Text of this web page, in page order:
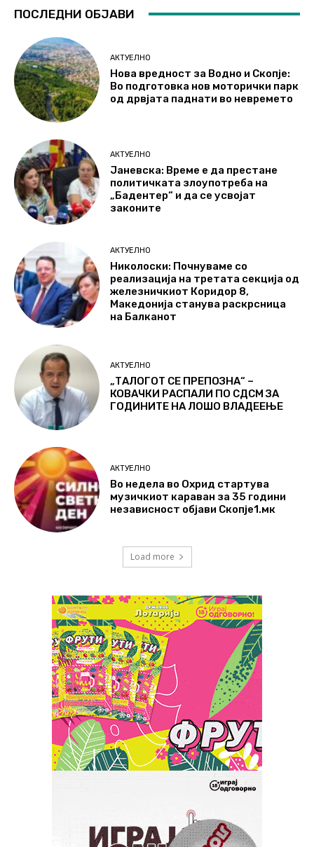
ПОСЛЕДНИ ОБЈАВИ
АКТУЕЛНО
Нова вредност за Водно и Скопје:
Во подготовка нов моторички парк
од дрвјата паднати во невремето
АКТУЕЛНО
Јаневска: Време е да престане
политичката злоупотреба на
„Бадентер“ и да се усвојат
законите
АКТУЕЛНО
Николоски: Почнуваме со
реализација на третата секција од
железничкиот Коридор 8,
Македонија станува раскрсница
на Балканот
АКТУЕЛНО
„ТАЛОГОТ СЕ ПРЕПОЗНА“ –
КОВАЧКИ РАСПАЛИ ПО СДСМ ЗА
ГОДИНИТЕ НА ЛОШО ВЛАДЕЕЊЕ
АКТУЕЛНО
Во недела во Охрид стартува
музичкиот караван за 35 години
независност објави Скопје1.мк
Load more